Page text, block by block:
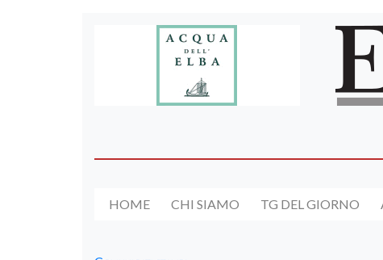
HOME CHI SIAMO TG DEL GIORNO